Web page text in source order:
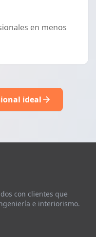
en menos
ideal
con clientes que
e interiorismo.